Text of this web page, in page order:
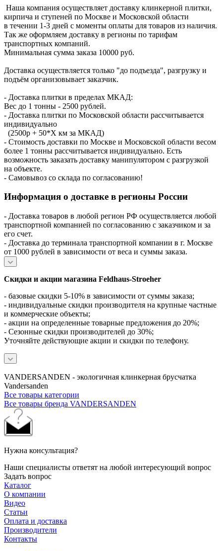
Наша компания осуществляет доставку клинкерной плитки,
кирпича и ступеней по Москве и Московской области
в течении 1-3 дней с моменты оплаты для товаров из наличия.
Так же оформляем доставку в регионы по тарифам
транспортных компаний.
Минимальная сумма заказа 10000 руб.
Доставка осуществляется только "до подъезда", разгрузку и
подъём организовывает заказчик.
- Доставка плитки в пределах МКАД:
Вес до 1 тонны - 2500 рублей.
- Доставка плитки по Московской области рассчитывается
индивидуально
(2500р + 50*X км за МКАД)
- Стоимость доставки по Москве и Московской области весом
более 1 тонны рассчитывается индивидуально. Есть
возможность заказать доставку манипулятором с разгрузкой
на объекте.
- Самовывоз со склада по согласованию!
Информация о доставке в регионы России
- Доставка товаров в любой регион РФ осуществляется любой
транспортной компанией по согласованию с заказчиком и за
его счет.
- Доставка до терминала транспортной компании в г. Москве
от 1000 рублей в зависимости от веса и суммы заказа.
Скидки и акции магазина Feldhaus-Stroeher
- базовые скидки 5-10% в зависимости от суммы заказа;
- индивидуальные скидки производителя на крупные частные
и коммерческие объекты;
- акции на определенные товарные предложения до 20%;
- Сезонные скидки производителей до 30%;
Уточняйте действующие акции и скидки по телефону.
VANDERSANDEN - экологичная клинкерная брусчатка
Vandersanden
Все товары категории
Все товары бренда VANDERSANDEN
Нужна консультация?
Наши специалисты ответят на любой интересующий вопрос
Задать вопрос
Каталог
О компании
Видео
Статьи
Оплата и доставка
Производители
Контакты